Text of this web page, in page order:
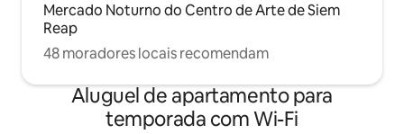
Mercado Noturno do Centro de Arte de Siem
Reap
48 moradores locais recomendam
Aluguel de apartamento para
temporada com Wi-Fi